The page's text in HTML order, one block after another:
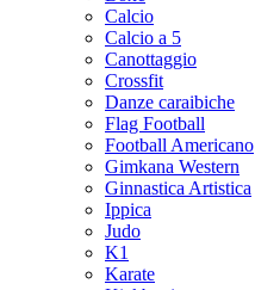
Calcio
Calcio a 5
Canottaggio
Crossfit
Danze caraibiche
Flag Football
Football Americano
Gimkana Western
Ginnastica Artistica
Ippica
Judo
K1
Karate